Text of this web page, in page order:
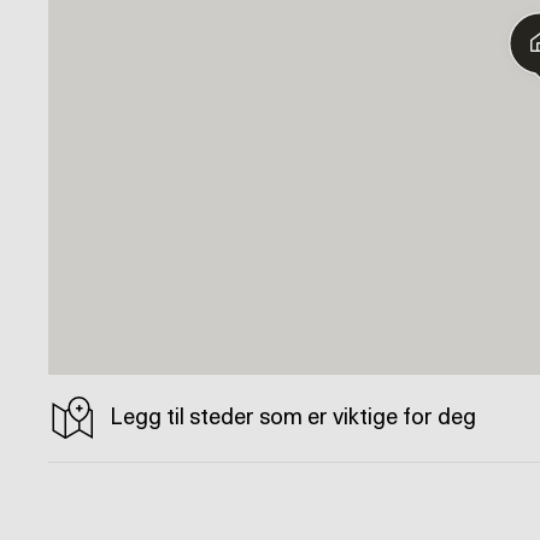
Legg til steder som er viktige for deg